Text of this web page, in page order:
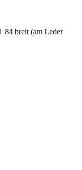
84 breit (am Leder